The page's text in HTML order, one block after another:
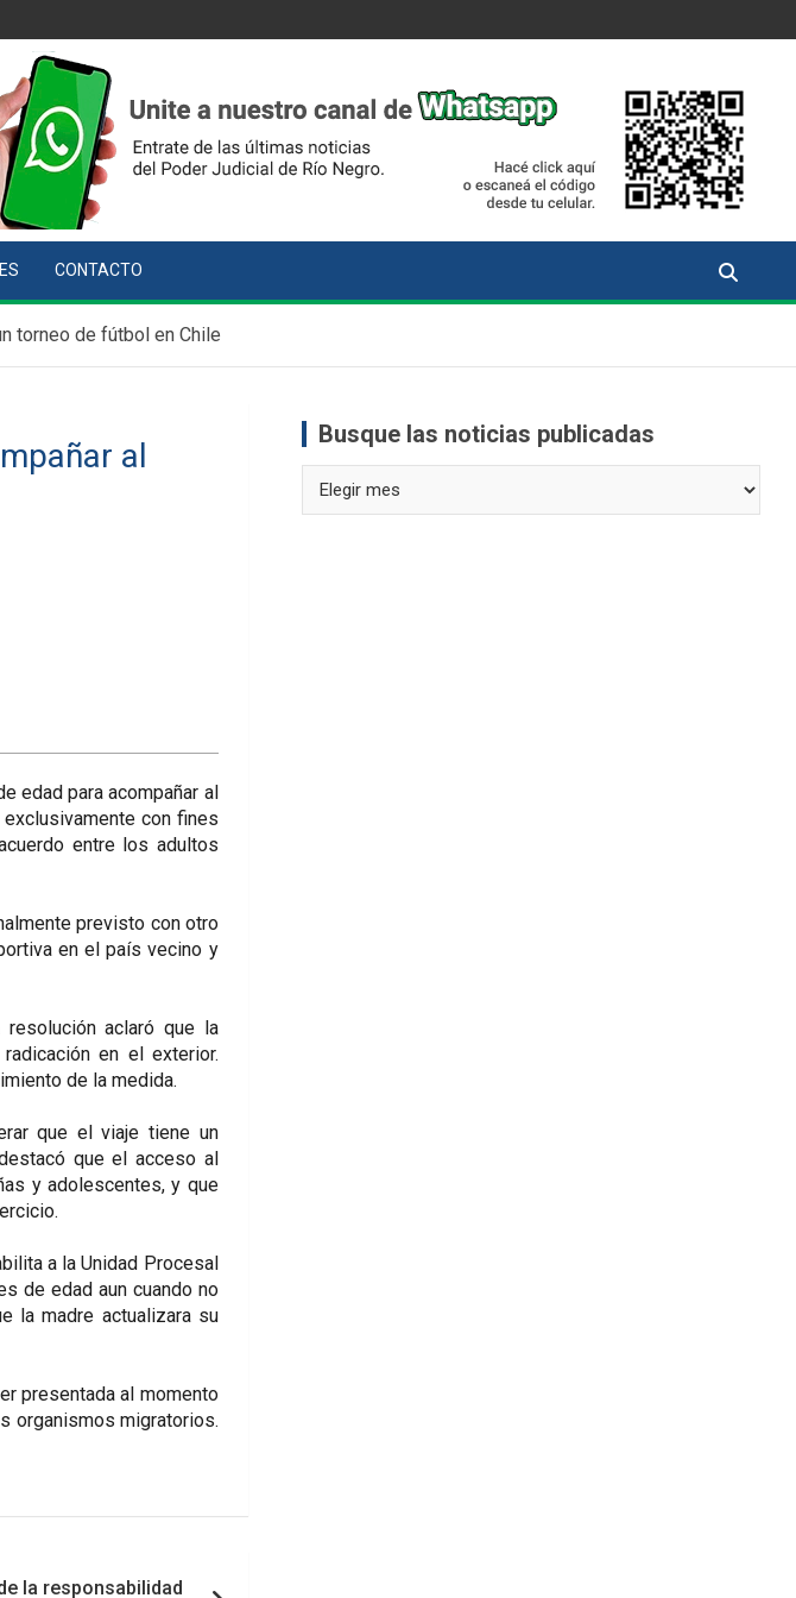
CONTACTO
torneo de fútbol en Chile
al
edad para acompañar al
con fines
entre los adultos
previsto con otro
en el país vecino y
aclaró que la
en el exterior.
de la medida.
que el viaje tiene un
que el acceso al
y adolescentes, y que
a la Unidad Procesal
de edad aun cuando no
la madre actualizara su
presentada al momento
organismos migratorios.
la responsabilidad
Busque las noticias publicadas
las